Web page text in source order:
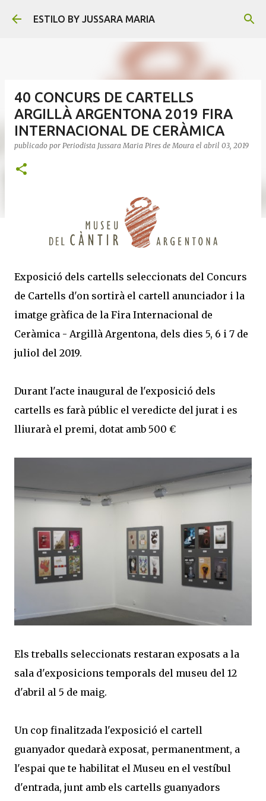
Ir al contenido principal
ESTILO BY JUSSARA MARIA
40 CONCURS DE CARTELLS
ARGILLÀ ARGENTONA 2019 FIRA
INTERNACIONAL DE CERÀMICA
publicado por Periodista Jussara Maria Pires de Moura el abril 03, 2019
Exposició dels cartells seleccionats del Concurs
de Cartells d'on sortirà el cartell anunciador i la
imatge gràfica de la Fira Internacional de
Ceràmica - Argillà Argentona, dels dies 5, 6 i 7 de
juliol del 2019.
Durant l'acte inaugural de l'exposició dels
cartells es farà públic el veredicte del jurat i es
lliurarà el premi, dotat amb 500 €
Els treballs seleccionats restaran exposats a la
sala d'exposicions temporals del museu del 12
d'abril al 5 de maig.
Un cop finalitzada l'exposició el cartell
guanyador quedarà exposat, permanentment, a
l'espai que te habilitat el Museu en el vestíbul
d'entrada, junt amb els cartells guanyadors